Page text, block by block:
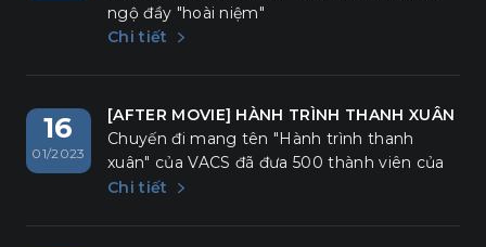
ngộ đầy "hoài niệm"
Chi tiết
16
01/2023
[AFTER MOVIE] HÀNH TRÌNH THANH XUÂN
Chuyến đi mang tên "Hành trình thanh
xuân" của VACS đã đưa 500 thành viên của
mình một lần nữa được trở về để hoài niệm,
Chi tiết